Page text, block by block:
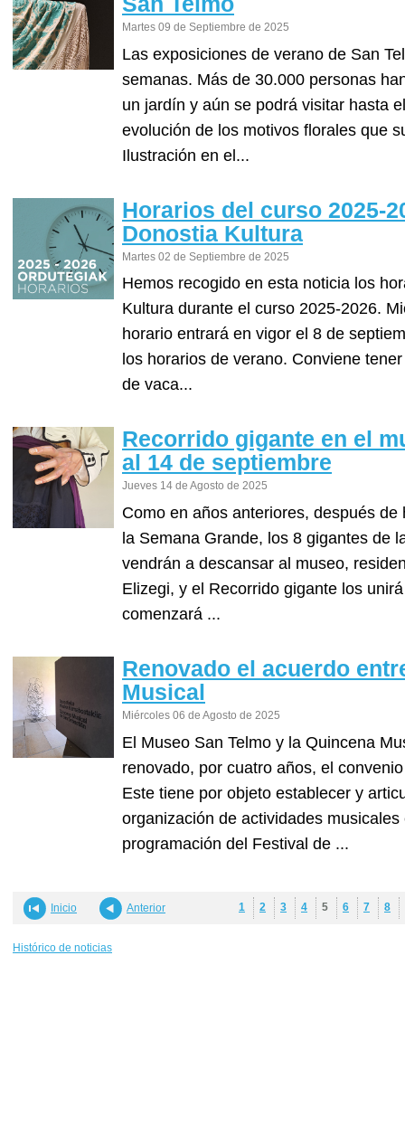
Martes 09 de Septiembre de 2025
Las exposiciones de verano de San
semanas. Más de 30.000 personas
un jardín y aún se podrá visitar hasta
evolución de los motivos florales que
Ilustración en el...
Horarios del curso 2025-
Donostia Kultura
Martes 02 de Septiembre de 2025
Hemos recogido en esta noticia los
Kultura durante el curso 2025-2026.
horario entrará en vigor el 8 de
los horarios de verano. Conviene
de vaca...
Recorrido gigante en el
al 14 de septiembre
Jueves 14 de Agosto de 2025
Como en años anteriores, después
la Semana Grande, los 8 gigantes de
vendrán a descansar al museo,
Elizegi, y el Recorrido gigante los
comenzará ...
Renovado el acuerdo
Musical
Miércoles 06 de Agosto de 2025
El Museo San Telmo y la Quincena
renovado, por cuatro años, el
Este tiene por objeto establecer y
organización de actividades
programación del Festival de ...
Inicio Anterior 1 2 3 4 5 6 7 8
Histórico de noticias